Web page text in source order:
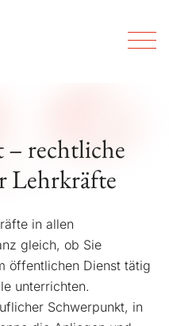
– rechtliche
Lehrkräfte
in allen
gleich, ob Sie
öffentlichen Dienst tätig
unterrichten.
Schwerpunkt, in